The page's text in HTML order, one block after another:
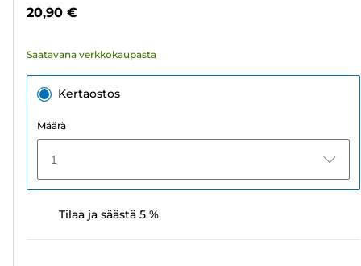
20,90 €
Saatavana verkkokaupasta
Kertaostos
Määrä
1
Tilaa ja säästä 5 %